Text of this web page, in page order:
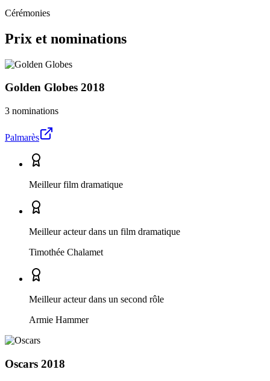
Cérémonies
Prix et nominations
Golden Globes 2018
3 nominations
Palmarès
Meilleur film dramatique
Meilleur acteur dans un film dramatique
Timothée Chalamet
Meilleur acteur dans un second rôle
Armie Hammer
Oscars 2018